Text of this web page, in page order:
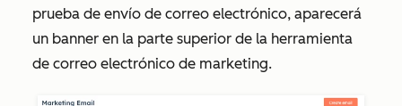
prueba de envío de correo electrónico, aparecerá
un banner en la parte superior de la herramienta
de correo electrónico de marketing.